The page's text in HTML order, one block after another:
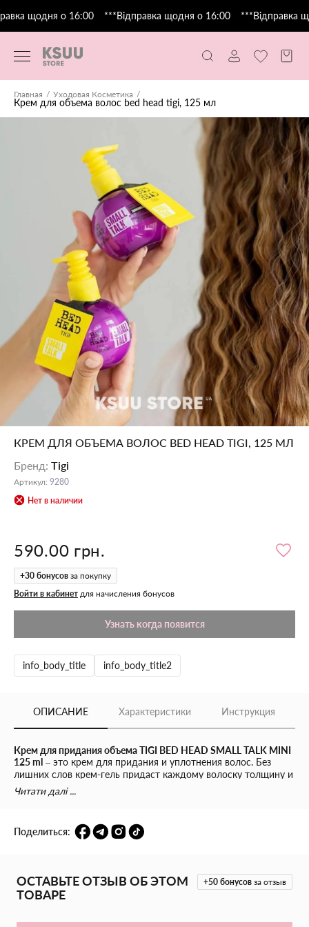
щодня о 16:00 ***Відправка щодня о 16:00 ***Відправка
Главная Уходовая Косметика
Крем для объема волос bed head tigi, 125 мл
КРЕМ ДЛЯ ОБЪЕМА ВОЛОС BED HEAD TIGI, 125 МЛ
Бренд: Tigi
Артикул: 9280
Нет в наличии
590.00 грн.
+30 бонусов за покупку
Войти в кабинет для начисления бонусов
Узнать когда появится
info_body_title info_body_title2
ОПИСАНИЕ Характеристики Инструкция
Крем для придания объема TIGI BED HEAD SMALL TALK MINI
125 ml – это крем для придания и уплотнения волос. Без
лишних слов крем-гель придаст каждому волоску толщину и
объем. Средство кондиционирующее и положительно
способствует восстановлению, увлажнению и приданию
дополнительной термой защитой. Снимает статический
заряд и разрыхленность, дарит безупречную гладкость и
Подходит для всех типов волос.
Читати далі ...
Поделиться:
+50 бонусов за отзыв
ОСТАВЬТЕ ОТЗЫВ ОБ ЭТОМ
ТОВАРЕ